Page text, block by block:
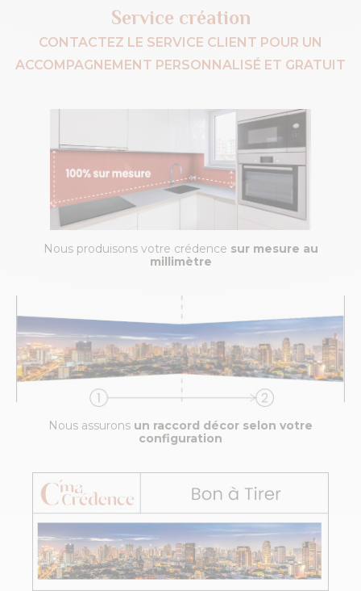
Service création
CONTACTEZ LE SERVICE CLIENT POUR UN
ACCOMPAGNEMENT PERSONNALISÉ ET GRATUIT
Nous produisons votre crédence sur mesure au
millimètre
Nous assurons un raccord décor selon votre
configuration